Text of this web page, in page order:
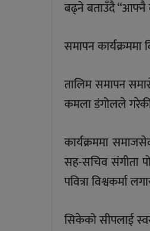
बढ्ने बताउँदै “आफ्नै
समापन कार्यक्रममा
तालिम समापन
कमला डंगोलले
कार्यक्रममा
सह-सचिव संगीता
पवित्रा विश्वकर्मा
सिकेको सीपलाई